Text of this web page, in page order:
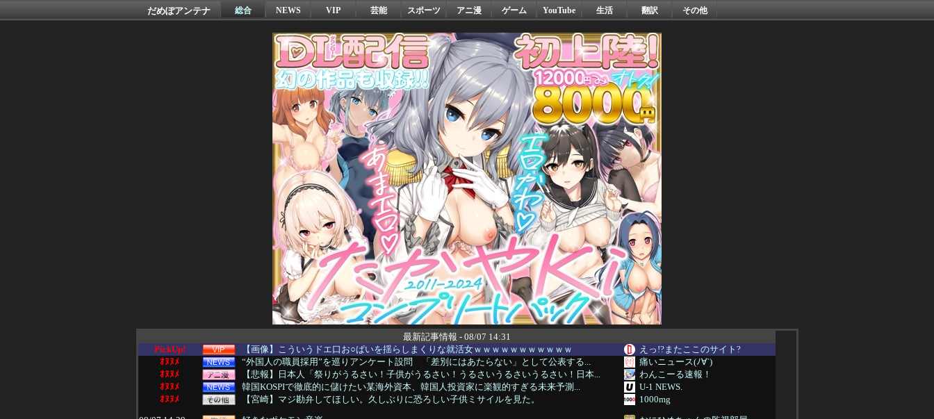
だめぽアンテナ 総合 NEWS VIP 芸能 スポーツ アニ漫 ゲーム YouTube 生活 翻訳 その他
最新記事情報 - 08/07 14:31
PickUp!
【画像】こういうドエ口お○ぱいを揺らしまくりな就活女ｗｗｗｗｗｗｗｗｗｗｗ
えっ!?またここのサイト?
ｵﾇﾇﾒ
“外国人の職員採用”を巡りアンケート設問 「差別にはあたらない」として公表する...
痛いニュース(ﾉ∀`)
ｵﾇﾇﾒ
【悲報】日本人「祭りがうるさい！子供がうるさい！うるさいうるさいうるさい！日本...
わんこーる速報！
ｵﾇﾇﾒ
韓国KOSPIで徹底的に儲けたい某海外資本、韓国人投資家に楽観的すぎる未来予測...
U-1 NEWS.
ｵﾇﾇﾒ
【宮崎】マジ勘弁してほしい。久しぶりに恐ろしい子供ミサイルを見た。
1000mg